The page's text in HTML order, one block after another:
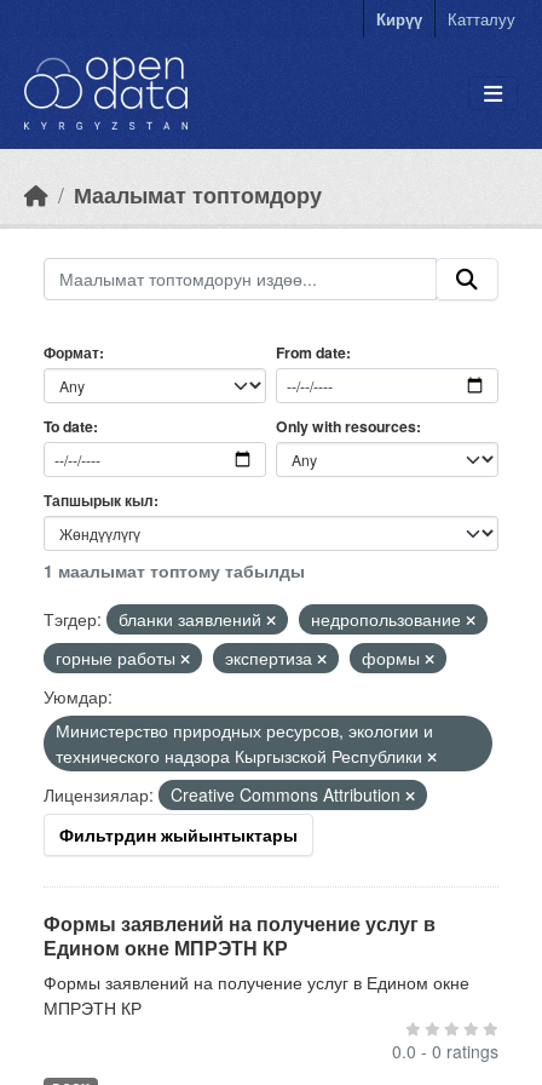
Кирүү Катталуу
Маалымат топтомдору
Формат From date
To date Only with resources
Тапшырык кыл
1 маалымат топтому табылды
Тэгдер:
бланки заявлений
недропользование
горные работы
экспертиза
формы
Уюмдар:
Министерство природных ресурсов, экологии и
технического надзора Кыргызской Республики
Лицензиялар:
Creative Commons Attribution
Фильтрдин жыйынтыктары
Формы заявлений на получение услуг в
Едином окне МПРЭТН КР
Формы заявлений на получение услуг в Едином окне
МПРЭТН КР
0.0 - 0 ratings